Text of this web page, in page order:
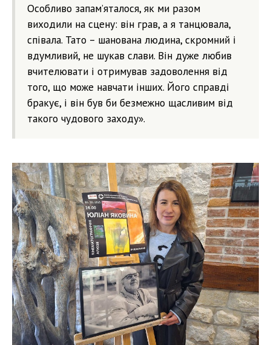
Особливо запам’яталося, як ми разом
виходили на сцену: він грав, а я танцювала,
співала. Тато – шанована людина, скромний і
вдумливий, не шукав слави. Він дуже любив
вчителювати і отримував задоволення від
того, що може навчати інших. Його справді
бракує, і він був би безмежно щасливим від
такого чудового заходу».